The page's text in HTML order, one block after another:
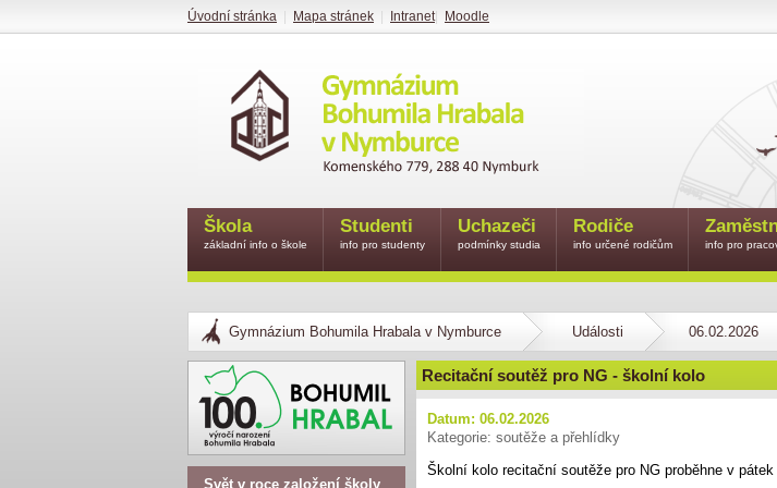
Gymnázium Bohumila Hrabala v Nymburce Události 06.02.2026
Recitační soutěž pro NG - školní kolo
Datum: 06.02.2026
Kategorie: soutěže a přehlídky
Školní kolo recitační soutěže pro NG proběhne v
Svět v roce založení školy
Škola
základní info o škole
Studenti
info pro studenty
Uchazeči
podmínky studia
Rodiče
info určené rodičům info pro
Úvodní stránka Mapa stránek Intranet| Moodle